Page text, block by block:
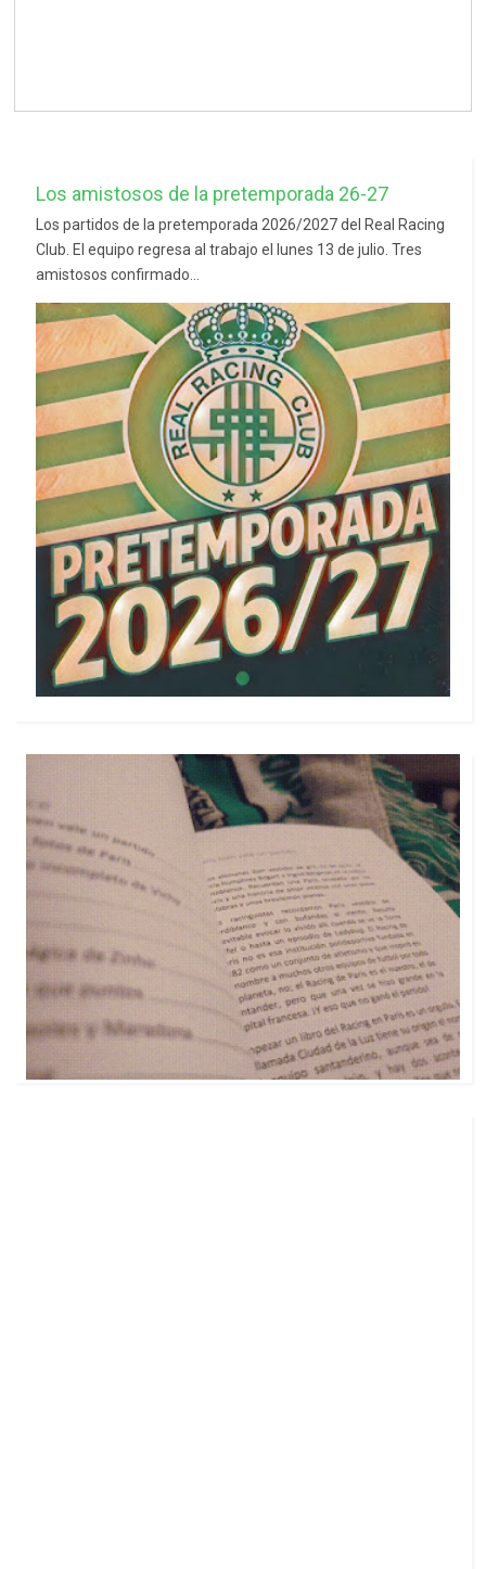
Los amistosos de la pretemporada 26-27
Los partidos de la pretemporada 2026/2027 del Real Racing
Club. El equipo regresa al trabajo el lunes 13 de julio. Tres
amistosos confirmado...